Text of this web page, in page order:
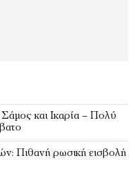
και Ικαρία – Πολύ
Πιθανή ρωσική εισβολή